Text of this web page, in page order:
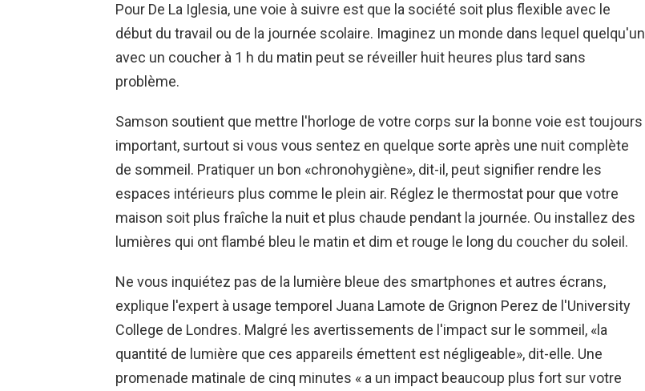
Pour De La Iglesia, une voie à suivre est que la société soit plus flexible avec le
début du travail ou de la journée scolaire. Imaginez un monde dans lequel quelqu'un
avec un coucher à 1 h du matin peut se réveiller huit heures plus tard sans
problème.
Samson soutient que mettre l'horloge de votre corps sur la bonne voie est toujours
important, surtout si vous vous sentez en quelque sorte après une nuit complète
de sommeil. Pratiquer un bon «chronohygiène», dit-il, peut signifier rendre les
espaces intérieurs plus comme le plein air. Réglez le thermostat pour que votre
maison soit plus fraîche la nuit et plus chaude pendant la journée. Ou installez des
lumières qui ont flambé bleu le matin et dim et rouge le long du coucher du soleil.
Ne vous inquiétez pas de la lumière bleue des smartphones et autres écrans,
explique l'expert à usage temporel Juana Lamote de Grignon Perez de l'University
College de Londres. Malgré les avertissements de l'impact sur le sommeil, «la
quantité de lumière que ces appareils émettent est négligeable», dit-elle. Une
promenade matinale de cinq minutes « a un impact beaucoup plus fort sur votre